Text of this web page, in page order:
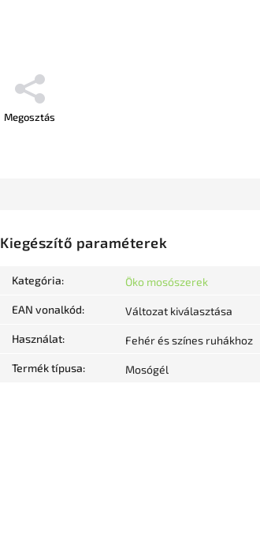
Megosztás
Kiegészítő paraméterek
Kategória: Öko mosószerek
EAN vonalkód: Változat kiválasztása
Használat: Fehér és színes ruhákhoz
Termék típusa: Mosógél